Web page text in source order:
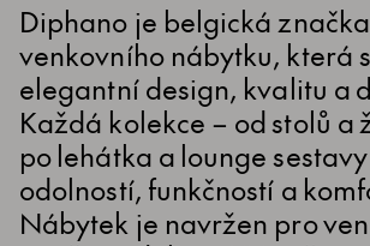
Diphano je belgická značka
venkovního nábytku, která
elegantní design, kvalitu a
Každá kolekce – od stolů a
po lehátka a lounge
odolností, funkčností a
Nábytek je navržen pro